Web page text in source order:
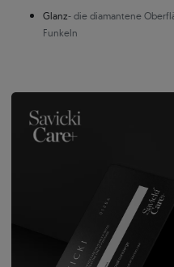
Glanz- die diamantene
Funkeln